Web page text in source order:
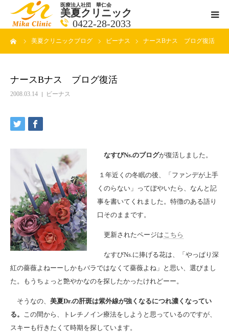
医療法人社団 華仁会
美夏クリニック
0422-28-2033
美夏クリニックブログ ビーナス ナースBナス ブログ復活
ナースBナス ブログ復活
2008.03.14 ビーナス
なすびNs.のブログが復活しました。
１年近くの冬眠の後、「ファンデが上手
くのらない」ってぼやいたら、なんと記
事を書いてくれました。特徴のある語り
口そのままです。
更新されたページはこちら
なすびNs.に捧げる花は、「やっぱり深
紅の薔薇よねーーしかもバラではなくて薔薇よね」と思い、選びまし
た。もうちょっと艶やかなのを探したかったけれどーー。
そうなの、 美夏Dr.の肝斑は紫外線が強くなるにつれ濃くなってい
る。 この間から、トレチノイン療法をしようと思っているのですが、
スキーも行きたくて時期を探しています。
医師紹介
アクセス
メールで相談
ブログ一覧ページ
料金一覧 new